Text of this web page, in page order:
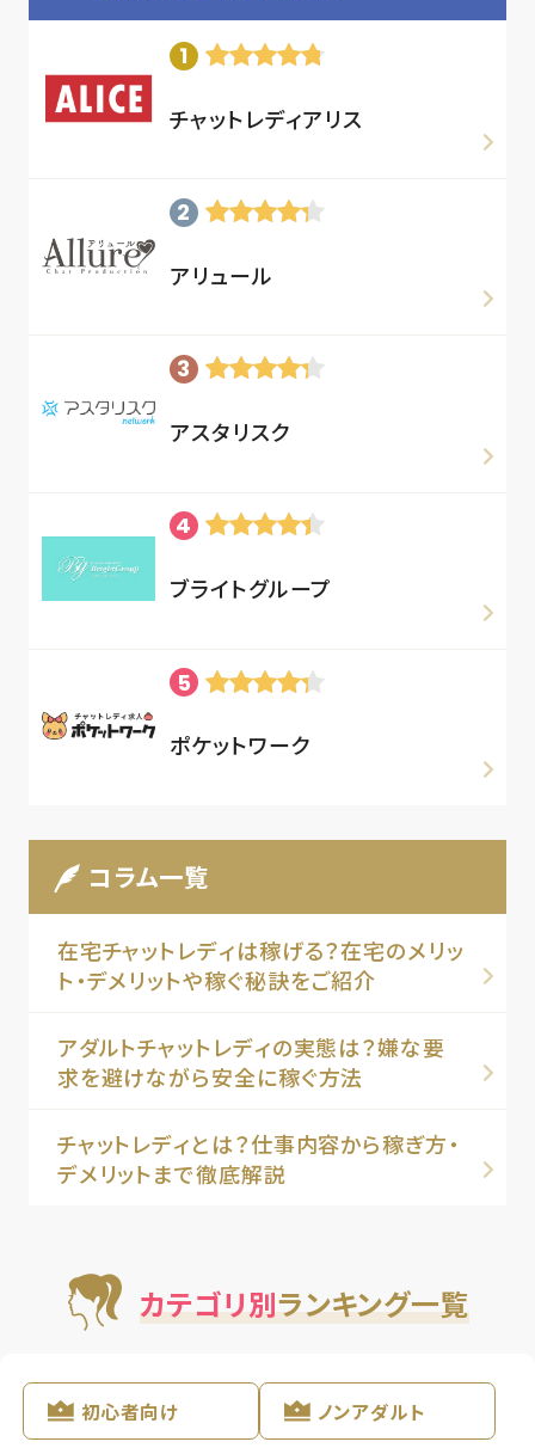
チャットレディアリス
アリュール
アスタリスク
ブライトグループ
ポケットワーク
コラム一覧
在宅チャットレディは稼げる？在宅のメリッ
ト・デメリットや稼ぐ秘訣をご紹介
アダルトチャットレディの実態は？嫌な要
求を避けながら安全に稼ぐ方法
チャットレディとは？仕事内容から稼ぎ方・
デメリットまで徹底解説
カテゴリ別ランキング一覧
初心者向け ノンアダルト